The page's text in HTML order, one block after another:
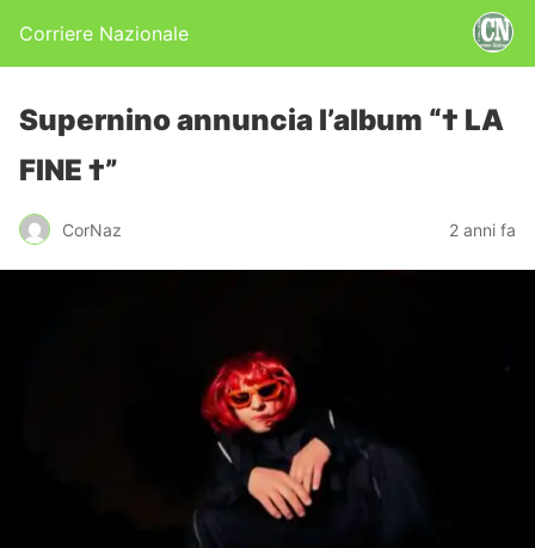
Corriere Nazionale
Supernino annuncia l’album “† LA
FINE †”
CorNaz 2 anni fa